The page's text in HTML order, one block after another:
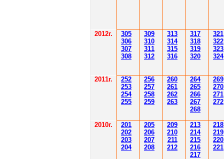
2012г. 305
306
307
308
309
310
311
312
313
314
315
316
317
318
319
320
321
322
323
324
2011г.
252
253
254
255
256
257
258
259
260
261
262
263
264
265
266
267
268
269
270
271
272
2010г.
201
202
203
204
205
206
207
208
209
210
211
212
213
214
215
216
217
218
219
220
221